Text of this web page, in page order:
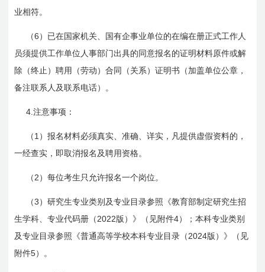
业相符。
（6 ）已在国家机关、国有企事业单位的在编在册正式工作人
员须提供工作单位人事部门出具的同意报名的证明材料原件或解
除（终止）聘用（劳动）合同（关系）证明书（加盖单位公章，
备注联系人及联系电话）。
4.注意事项：
（ 1 ）报名材料必须真实、准确、详实，凡提供虚假资料的，
一经查实，即取消报名及聘用资格。
（ 2 ）每位考生只允许报名一个岗位。
（3 ）研究生专业类别及专业目录参照《教育部制定研究生招
生学科、专业代码册（ 2022版）》（见附件4）；本科专业类别
及专业目录参照《普通高等学校本科专业目录（ 2024版）》（见
附件5）。